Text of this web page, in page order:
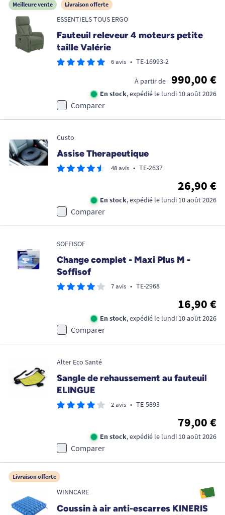
Meilleure vente Livraison offerte
ESSENTIELS TOUS ERGO
Fauteuil releveur 4 moteurs petite
taille Valérie
6 avis • TE-16993-2
À partir de 990,00 €
En stock, expédié le lundi 10 août 2026
Comparer
Custo
Assise Therapeutique
48 avis • TE-2637
26,90 €
En stock, expédié le lundi 10 août 2026
Comparer
SOFFISOF
Change complet - Maxi Plus M -
Soffisof
7 avis • TE-2968
16,90 €
En stock, expédié le lundi 10 août 2026
Comparer
Alter Eco Santé
Sangle de rehaussement au fauteuil
ELINGUE
2 avis • TE-5893
79,00 €
En stock, expédié le lundi 10 août 2026
Comparer
Livraison offerte
WINNCARE
Coussin à air anti-escarres KINERIS